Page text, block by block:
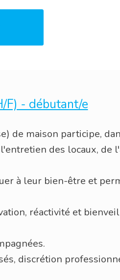
F) - débutant/e
de maison participe,
des locaux, de
à leur bien-être et
réactivité et
discrétion